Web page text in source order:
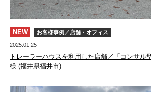
NEW お客様事例／店舗・オフィス
2025.01.25
トレーラーハウスを利用した店舗／「コンサル
様 (福井県福井市)